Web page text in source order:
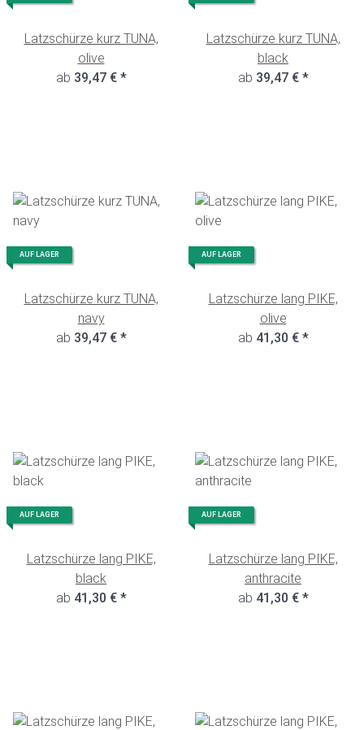
Latzschürze kurz TUNA,
olive
ab 39,47 € *
Latzschürze kurz TUNA,
black
ab 39,47 € *
AUF LAGER
Latzschürze kurz TUNA,
navy
ab 39,47 € *
AUF LAGER
Latzschürze lang PIKE,
olive
ab 41,30 € *
AUF LAGER
Latzschürze lang PIKE,
black
ab 41,30 € *
AUF LAGER
Latzschürze lang PIKE,
anthracite
ab 41,30 € *